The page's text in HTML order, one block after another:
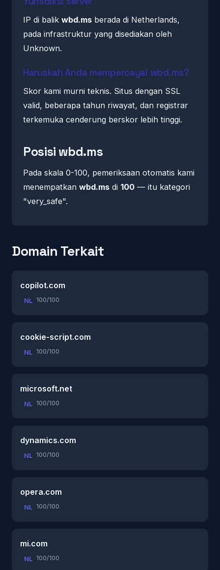
IP di balik wbd.ms berada di Netherlands,
pada infrastruktur yang disediakan oleh
Unknown.
Haruskah Anda mempercayai wbd.ms?
Skor kami murni teknis. Situs dengan SSL
valid, beberapa tahun riwayat, dan registrar
terkemuka cenderung berskor lebih tinggi.
Posisi wbd.ms
Pada skala 0-100, pemeriksaan otomatis kami
menempatkan wbd.ms di 100 — itu kategori
"very_safe".
Domain Terkait
copilot.com
NL 100/100
cookie-script.com
NL 100/100
microsoft.net
NL 100/100
dynamics.com
NL 100/100
opera.com
NL 100/100
mi.com
NL 100/100